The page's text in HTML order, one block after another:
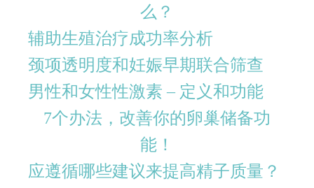
么？
辅助生殖治疗成功率分析
颈项透明度和妊娠早期联合筛查
男性和女性性激素 – 定义和功能
7个办法，改善你的卵巢储备功
能！
应遵循哪些建议来提高精子质量？